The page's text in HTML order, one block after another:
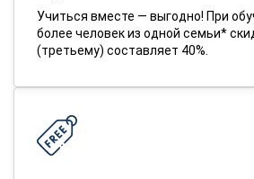
Учиться вместе — выгодно! При
более человек из одной семьи*
(третьему) составляет 40%.